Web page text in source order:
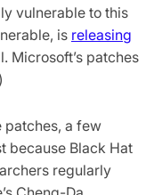
vulnerable to this
is releasing
Microsoft’s patches
patches, a few
because Black Hat
regularly